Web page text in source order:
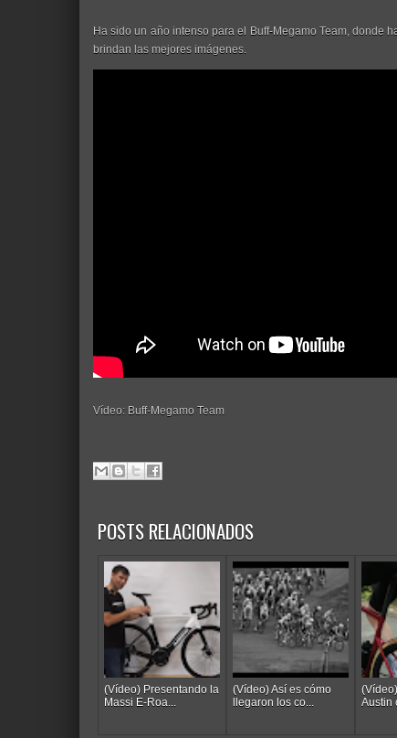
Ha sido un año intenso para el Buff-Megamo Team, donde
brindan las mejores imágenes.
Vídeo: Buff-Megamo Team
POSTS RELACIONADOS
(Vídeo) Presentando la
Massi E-Roa...
(Vídeo) Así es cómo
llegaron los co...
Austin